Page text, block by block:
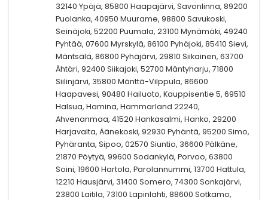
32140 Ypäjä, 85800 Haapajärvi, Savonlinna, 89200
Puolanka, 40950 Muurame, 98800 Savukoski,
Seinäjoki, 52200 Puumala, 23100 Mynämäki, 49240
Pyhtää, 07600 Myrskylä, 86100 Pyhäjoki, 85410 Sievi,
Mäntsälä, 86800 Pyhäjärvi, 29810 Siikainen, 63700
Ähtäri, 92400 Siikajoki, 52700 Mäntyharju, 71800
Siilinjärvi, 35800 Mänttä-Vilppula, 86600
Haapavesi, 90480 Hailuoto, Kauppisentie 5, 69510
Halsua, Hamina, Hammarland 22240,
Ahvenanmaa, 41520 Hankasalmi, Hanko, 29200
Harjavalta, Äänekoski, 92930 Pyhäntä, 95200 Simo,
Pyhäranta, Sipoo, 02570 Siuntio, 36600 Pälkäne,
21870 Pöytyä, 99600 Sodankylä, Porvoo, 63800
Soini, 19600 Hartola, Parolannummi, 13700 Hattula,
12210 Hausjärvi, 31400 Somero, 74300 Sonkajärvi,
23800 Laitila, 73100 Lapinlahti, 88600 Sotkamo,